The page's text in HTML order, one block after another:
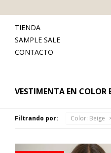
TIENDA
SAMPLE SALE
CONTACTO
VESTIMENTA EN COLOR
Filtrando por: Color: Beige